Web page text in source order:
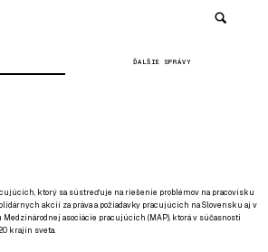
ĎALŠIE SPRÁVY
ktorý sa sústreďuje na riešenie problémov na pracovisku
akcií za práva a požiadavky pracujúcich na Slovensku aj v
asociácie pracujúcich (MAP), ktorá v súčasnosti
krajín sveta.